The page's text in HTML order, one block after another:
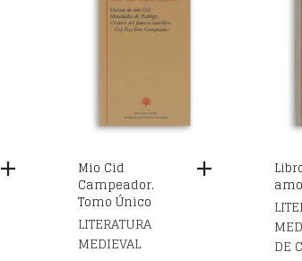
Mio Cid
Campeador.
Tomo Único
LITERATURA
MEDIEVAL
DE